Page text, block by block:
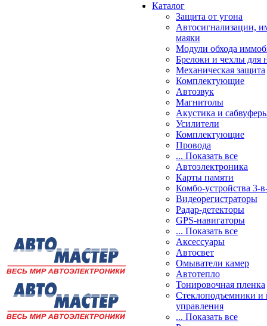
Каталог
Защита от угона
Автосигнализации,
маяки
Модули обхода
Брелоки и чехлы для
Механическая защита
Комплектующие
Автозвук
Магнитолы
Акустика и
Усилители
Комплектующие
Провода
... Показать все
Автоэлектроника
Карты памяти
Комбо-устройства 3-
Видеорегистраторы
Радар-детекторы
GPS-навигаторы
... Показать все
Аксессуары
Автосвет
Омыватели камер
Автотепло
Тонировочная пленка
Стеклоподъемники и
управления
... Показать все